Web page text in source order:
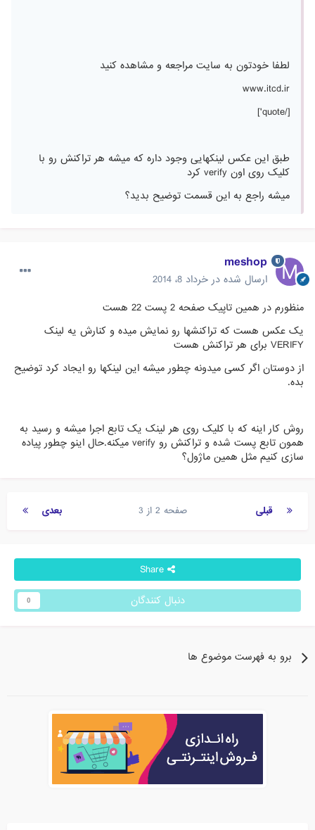
لطفا خودتون به سايت مراجعه و مشاهده كنيد
www.itcd.ir
[/quote']
طبق این عکس لینکهایی وجود داره که میشه هر تراکنش رو با
کلیک روی اون verify کرد
میشه راجع به این قسمت توضیح بدید؟
meshop
ارسال شده در خرداد 8، 2014
منظورم در همین تاپیک صفحه 2 پست 22 هست
یک عکس هست که تراکنشها رو نمایش میده و کنارش یه لینک
VERIFY برای هر تراکنش هست
از دوستان اگر کسی میدونه چطور میشه این لینکها رو ایجاد کرد توضیح
بده.
روش کار اینه که با کلیک روی هر لینک یک تابع اجرا میشه و رسید به
همون تابع پست شده و تراکنش رو verify میکنه.حال اینو چطور پیاده
سازی کنیم مثل همین ماژول؟
قبلی بعدی صفحه 2 از 3
Share
دنبال کنندگان
برو به فهرست موضوع ها